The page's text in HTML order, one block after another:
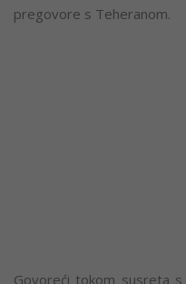
pregovore s Teheranom.
Govoreći tokom susreta